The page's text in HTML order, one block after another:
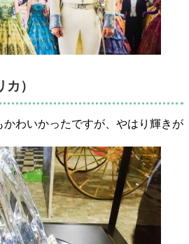
）
かわいかったですが、やはり輝きが